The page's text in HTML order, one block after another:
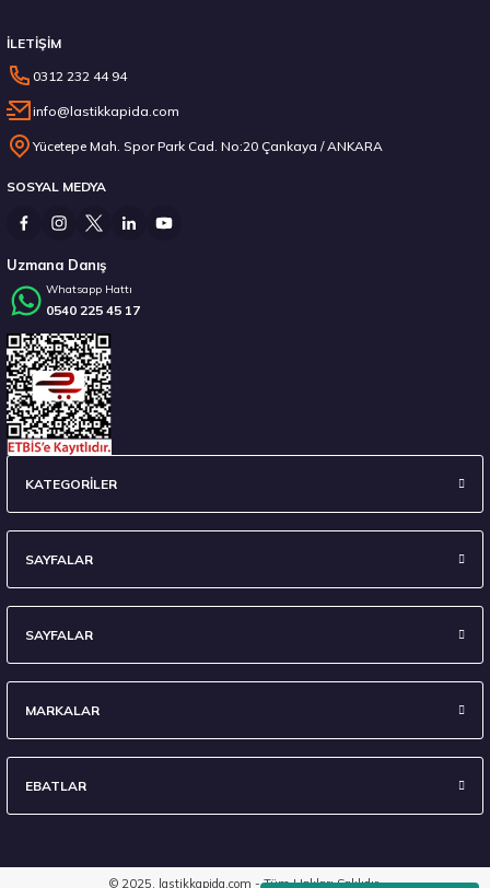
14.267,00 ₺
Stokta 12 Adet
295/35 R21 107Y XL Eagle F1 Asymmetric 6 FP 2024
İLETİŞİM
0312 232 44 94
info@lastikkapida.com
Yücetepe Mah. Spor Park Cad. No:20 Çankaya / ANKARA
SOSYAL MEDYA
Uzmana Danış
Whatsapp Hattı
0540 225 45 17
KATEGORİLER
SAYFALAR
SAYFALAR
MARKALAR
EBATLAR
© 2025, lastikkapida.com - Tüm Hakları Saklıdır.